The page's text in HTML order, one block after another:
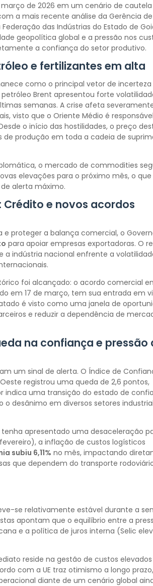
de 2026 em um cenário de
a mais recente análise da Gerência de
das Indústrias do Estado de
geopolítica global e a pressão nos
a confiança do setor produtivo.
e fertilizantes em alta
como o principal vetor de incerteza
Brent apresentou forte
semanas. A crise afeta
visto que o Oriente Médio é
o início das hostilidades, o preço
de produção em toda a cadeia de
o mercado de commodities
elevações para o próximo mês, o que
alerta máximo.
e novos acordos
proteger a balança comercial, o
para apoiar empresas exportadoras. O
a indústria nacional enfrente a
foi alcançado: o acordo comercial
em 17 de março, tem sua entrada em
é visto como uma janela de
e reduzir a dependência de
na confiança e pressão
um sinal de alerta. O Índice de
registrou uma queda de 2,6 pontos,
indica uma transição do estado de
desânimo em diversos setores
tenha apresentado uma desaceleração
a inflação de custos logísticos
subiu 6,11% no mês, impactando
que dependem do transporte
se relativamente estável durante a
apontam que o equilíbrio entre a
e a política de juros interna (Selic
reside na gestão de custos
com a UE traz otimismo a longo
diante de um cenário global